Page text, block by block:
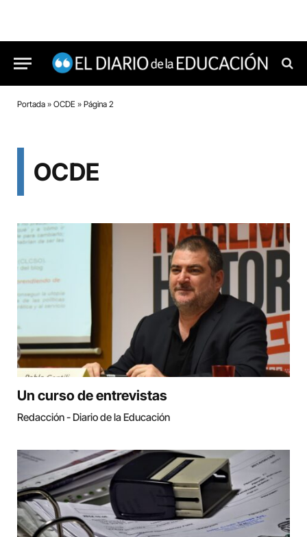
Portada » OCDE » Página 2
OCDE
Un curso de entrevistas
Redacción - Diario de la Educación